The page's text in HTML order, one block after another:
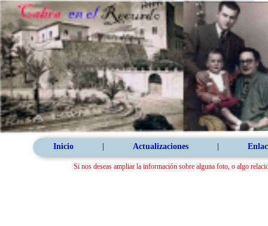
Inicio Actualizaciones
Si nos deseas ampliar la información sobre alguna foto, o algo